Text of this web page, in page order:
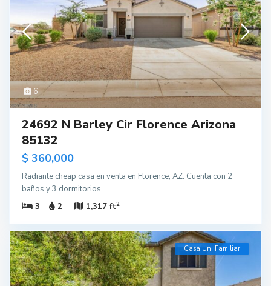
6
24692 N Barley Cir Florence Arizona
85132
$ 360,000
Radiante cheap casa en venta en Florence, AZ. Cuenta con 2
baños y 3 dormitorios.
3
2 1,317 ft2
Casa Uni Familiar